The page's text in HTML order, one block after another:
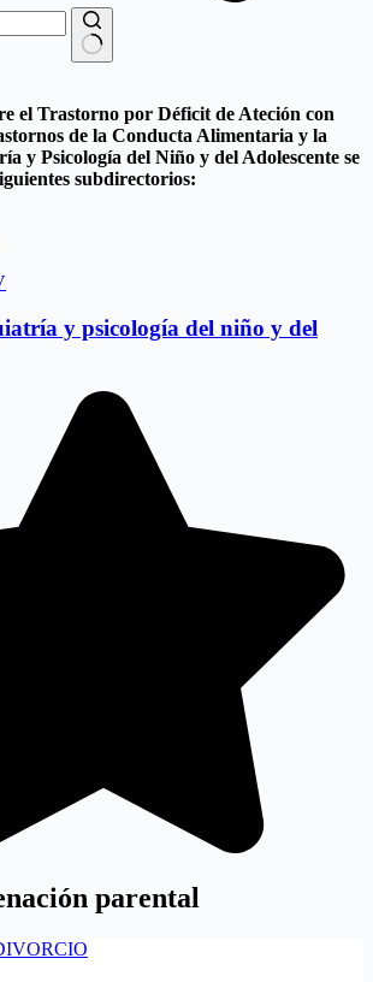
el Trastorno por Déficit de Ateción con
de la Conducta Alimentaria y la
y Psicología del Niño y del Adolescente se
subdirectorios:
y psicología del niño y del
parental